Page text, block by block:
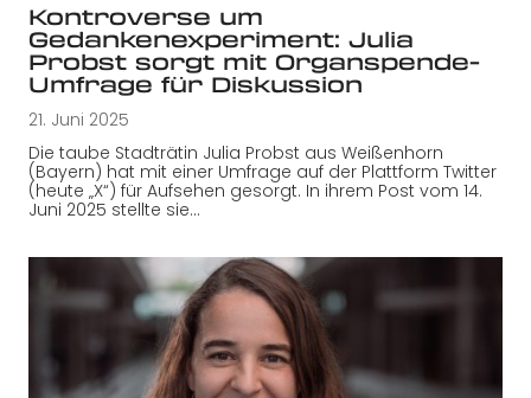
Kontroverse um
Gedankenexperiment: Julia
Probst sorgt mit Organspende-
Umfrage für Diskussion
21. Juni 2025
Die taube Stadträtin Julia Probst aus Weißenhorn
(Bayern) hat mit einer Umfrage auf der Plattform Twitter
(heute „X“) für Aufsehen gesorgt. In ihrem Post vom 14.
Juni 2025 stellte sie…